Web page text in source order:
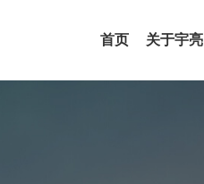
首页 关于宇亮